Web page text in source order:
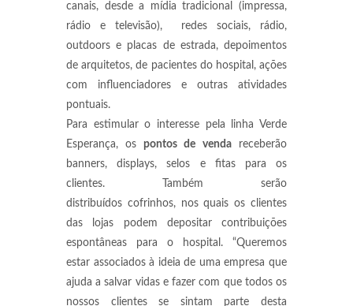
canais, desde a mídia tradicional (impressa,
rádio e televisão), redes sociais, rádio,
outdoors e placas de estrada, depoimentos
de arquitetos, de pacientes do hospital, ações
com influenciadores e outras atividades
pontuais.
Para estimular o interesse pela linha Verde
Esperança, os pontos de vendareceberão
banners, displays, selos e fitas para os
clientes. Também serão
distribuídos cofrinhos, nos quais os clientes
das lojas podem depositar contribuições
espontâneas para o hospital. “Queremos
estar associados à ideia de uma empresa que
ajuda a salvar vidas e fazer com que todos os
nossos clientes se sintam parte desta